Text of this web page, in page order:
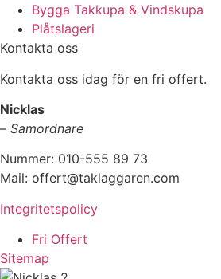
Bygga Takkupa & Vindskupa
Plåtslageri
Kontakta oss
Kontakta oss idag för en fri offert.
Nicklas
– Samordnare
Nummer: 010-555 89 73
Mail: offert@taklaggaren.com
Integritetspolicy
Fri Offert
Sitemap